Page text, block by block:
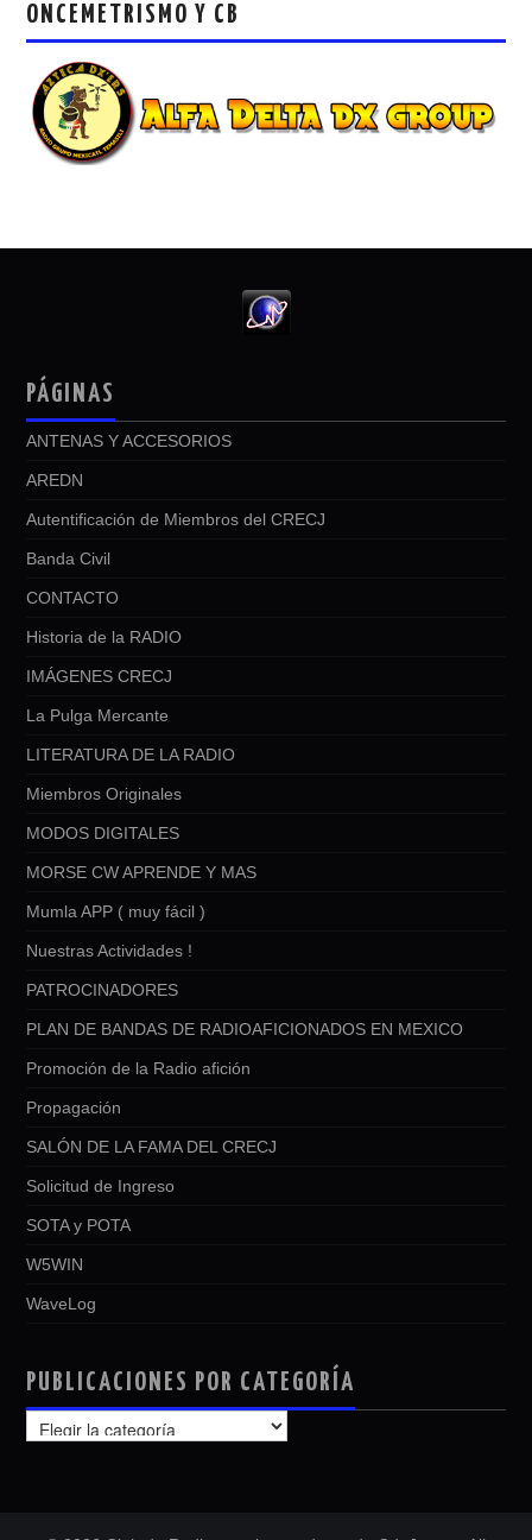
ONCEMETRISMO Y CB
PÁGINAS
ANTENAS Y ACCESORIOS
AREDN
Autentificación de Miembros del CRECJ
Banda Civil
CONTACTO
Historia de la RADIO
IMÁGENES CRECJ
La Pulga Mercante
LITERATURA DE LA RADIO
Miembros Originales
MODOS DIGITALES
MORSE CW APRENDE Y MAS
Mumla APP ( muy fácil )
Nuestras Actividades !
PATROCINADORES
PLAN DE BANDAS DE RADIOAFICIONADOS EN MEXICO
Promoción de la Radio afición
Propagación
SALÓN DE LA FAMA DEL CRECJ
Solicitud de Ingreso
SOTA y POTA
W5WIN
WaveLog
PUBLICACIONES POR CATEGORÍA
PUBLICACIONES
POR